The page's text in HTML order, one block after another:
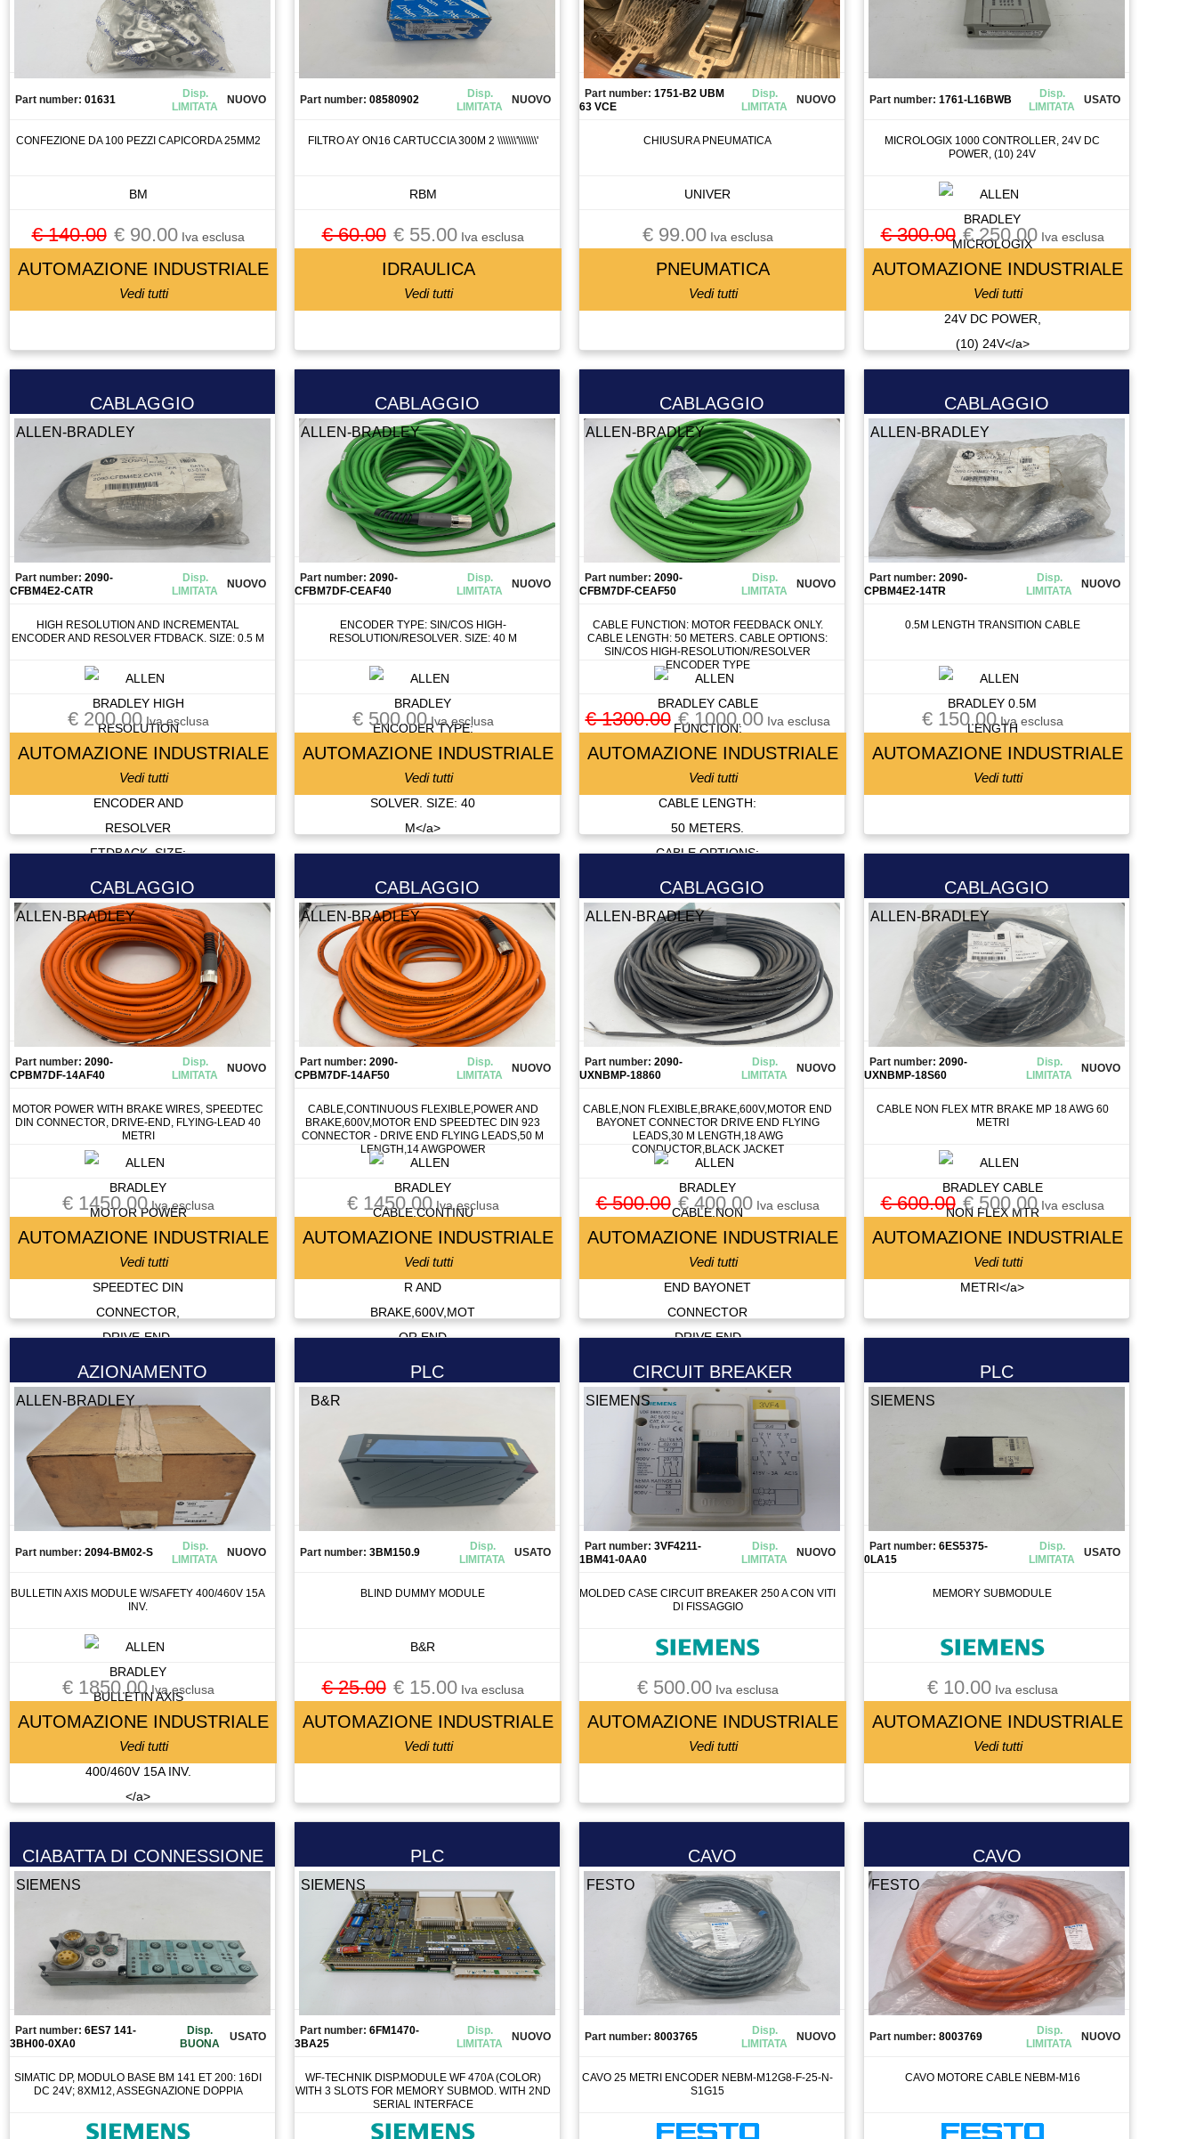
CAMERA
CANALIZZAZIONE
CAPICORDA
CASSETTO DI SALDATURA
CAVO
CHILLER
CHIUSURA PNEUMATICA
CIABATTA DI CONNESSIONE
CIRCUIT BREAKER
CIRCUITO STAMPATOTO
CONDENSATORE
CONNETTORE
CONTATTO
CONTATTO AUSILIARIO
CONTATTOREORE
CUSCINETTI
DISSUASORE DI GRAVITà
DOMOTICA
DRIVER
ELETTROMANDRINO
ELETTROVALVOLA
ELETTROVALVOLA VALVOLA
ENCODER
ESTRUSORE
FERRITE TORROIDALE
FILTRO
FRENO MOTORE
FRIZIONE
FUSIBILE
GRUPPO TRATTAMENTO ARIA
GUIDA
INGRANAGGIO
INTERRUTTORE
LASER SCANNER
LETTORE BARCODE
LETTORE FLOPPY
LUBRIFICATORE
MACCHINA UTENSILE
MADRINO
MANDRINO
MANIPOLATORE
MANOMETRO
MEMORY CARD
MICRO COMPONETE
MOLLA
MOTORE ASINCRONO
MOTORE BRUSCHESS
MOTORE BRUSHLESS
MOTORE LINEARE
MOTORE PASSO PASSO
MOTORI BRUSHLESS
MOTOVIBRATORE
OSCILLATORE
PANELLO OPERATORE
PARANCO
PATTINO
PINZA
PINZA AMPEROMETRICA
PISTOLA DI DOSAGGIO COLLA
PISTOLA PER VERNICIATURA
Part number: 01631
Disp.
LIMITATA
NUOVO
CONFEZIONE DA 100 PEZZI CAPICORDA 25MM2
BM
€ 140.00 € 90.00Iva esclusa
AUTOMAZIONE INDUSTRIALE
Vedi tutti
Part number: 08580902
Disp.
LIMITATA
NUOVO
FILTRO AY ON16 CARTUCCIA 300M 2 \\\\\\\'\\\\\\\'
RBM
€ 60.00 € 55.00Iva esclusa
IDRAULICA
Vedi tutti
Part number: 1751-B2 UBM
63 VCE
Disp.
LIMITATA
NUOVO
CHIUSURA PNEUMATICA
UNIVER
€ 99.00Iva esclusa
PNEUMATICA
Vedi tutti
Part number: 1761-L16BWB
Disp.
LIMITATA
USATO
MICROLOGIX 1000 CONTROLLER, 24V DC
POWER, (10) 24V
€ 300.00 € 250.00Iva esclusa
AUTOMAZIONE INDUSTRIALE
Vedi tutti
CABLAGGIO
ALLEN-BRADLEY
Part number: 2090-
CFBM4E2-CATR
Disp.
LIMITATA
NUOVO
HIGH RESOLUTION AND INCREMENTAL
ENCODER AND RESOLVER FTDBACK. SIZE: 0.5 M
€ 200.00Iva esclusa
AUTOMAZIONE INDUSTRIALE
Vedi tutti
CABLAGGIO
ALLEN-BRADLEY
Part number: 2090-
CFBM7DF-CEAF40
Disp.
LIMITATA
NUOVO
ENCODER TYPE: SIN/COS HIGH-
RESOLUTION/RESOLVER. SIZE: 40 M
€ 500.00Iva esclusa
AUTOMAZIONE INDUSTRIALE
Vedi tutti
CABLAGGIO
ALLEN-BRADLEY
Part number: 2090-
CFBM7DF-CEAF50
Disp.
LIMITATA
NUOVO
CABLE FUNCTION: MOTOR FEEDBACK ONLY.
CABLE LENGTH: 50 METERS. CABLE OPTIONS:
SIN/COS HIGH-RESOLUTION/RESOLVER
ENCODER TYPE
€ 1300.00 € 1000.00Iva esclusa
AUTOMAZIONE INDUSTRIALE
Vedi tutti
CABLAGGIO
ALLEN-BRADLEY
Part number: 2090-
CPBM4E2-14TR
Disp.
LIMITATA
NUOVO
0.5M LENGTH TRANSITION CABLE
€ 150.00Iva esclusa
AUTOMAZIONE INDUSTRIALE
Vedi tutti
CABLAGGIO
ALLEN-BRADLEY
Part number: 2090-
CPBM7DF-14AF40
Disp.
LIMITATA
NUOVO
MOTOR POWER WITH BRAKE WIRES, SPEEDTEC
DIN CONNECTOR, DRIVE-END, FLYING-LEAD 40
METRI
€ 1450.00Iva esclusa
AUTOMAZIONE INDUSTRIALE
Vedi tutti
CABLAGGIO
ALLEN-BRADLEY
Part number: 2090-
CPBM7DF-14AF50
Disp.
LIMITATA
NUOVO
CABLE,CONTINUOUS FLEXIBLE,POWER AND
BRAKE,600V,MOTOR END SPEEDTEC DIN 923
CONNECTOR - DRIVE END FLYING LEADS,50 M
LENGTH,14 AWGPOWER
€ 1450.00Iva esclusa
AUTOMAZIONE INDUSTRIALE
Vedi tutti
CABLAGGIO
ALLEN-BRADLEY
Part number: 2090-
UXNBMP-18860
Disp.
LIMITATA
NUOVO
CABLE,NON FLEXIBLE,BRAKE,600V,MOTOR END
BAYONET CONNECTOR DRIVE END FLYING
LEADS,30 M LENGTH,18 AWG
CONDUCTOR,BLACK JACKET
€ 500.00 € 400.00Iva esclusa
AUTOMAZIONE INDUSTRIALE
Vedi tutti
CABLAGGIO
ALLEN-BRADLEY
Part number: 2090-
UXNBMP-18S60
Disp.
LIMITATA
NUOVO
CABLE NON FLEX MTR BRAKE MP 18 AWG 60
METRI
€ 600.00 € 500.00Iva esclusa
AUTOMAZIONE INDUSTRIALE
Vedi tutti
AZIONAMENTO
ALLEN-BRADLEY
Part number: 2094-BM02-S
Disp.
LIMITATA
NUOVO
BULLETIN AXIS MODULE W/SAFETY 400/460V 15A
INV.
€ 1850.00Iva esclusa
AUTOMAZIONE INDUSTRIALE
Vedi tutti
PLC
B&R
Part number: 3BM150.9
Disp.
LIMITATA
USATO
BLIND DUMMY MODULE
B&R
€ 25.00 € 15.00Iva esclusa
AUTOMAZIONE INDUSTRIALE
Vedi tutti
CIRCUIT BREAKER
SIEMENS
Part number: 3VF4211-
1BM41-0AA0
Disp.
LIMITATA
NUOVO
MOLDED CASE CIRCUIT BREAKER 250 A CON VITI
DI FISSAGGIO
€ 500.00Iva esclusa
AUTOMAZIONE INDUSTRIALE
Vedi tutti
PLC
SIEMENS
Part number: 6ES5375-
0LA15
Disp.
LIMITATA
USATO
MEMORY SUBMODULE
€ 10.00Iva esclusa
AUTOMAZIONE INDUSTRIALE
Vedi tutti
CIABATTA DI CONNESSIONE
SIEMENS
Part number: 6ES7 141-
3BH00-0XA0
Disp.
BUONA
USATO
SIMATIC DP, MODULO BASE BM 141 ET 200: 16DI
DC 24V; 8XM12, ASSEGNAZIONE DOPPIA
PLC
SIEMENS
Part number: 6FM1470-
3BA25
Disp.
LIMITATA
NUOVO
WF-TECHNIK DISP.MODULE WF 470A (COLOR)
WITH 3 SLOTS FOR MEMORY SUBMOD. WITH 2ND
SERIAL INTERFACE
CAVO
FESTO
Part number: 8003765
Disp.
LIMITATA
NUOVO
CAVO 25 METRI ENCODER NEBM-M12G8-F-25-N-
S1G15
CAVO
FESTO
Part number: 8003769
Disp.
LIMITATA
NUOVO
CAVO MOTORE CABLE NEBM-M16